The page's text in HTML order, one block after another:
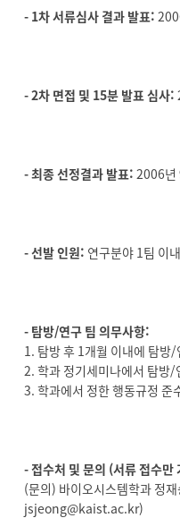
- 1차 서류심사 결과 발표:
- 2차 면접 및 15분 발표 심사:
- 최종 선정결과 발표: 2006년
- 선발 인원: 연구분야 1팀 이
- 탐방/연구 팀 의무사항:
1. 탐방 후 1개월 이내에 탐방
2. 학과 정기세미나에서 탐방/
3. 학과에서 정한 행동규정 준
- 접수처 및 문의 (서류 접수만
(문의) 바이오시스템학과 정
jsjeong@kaist.ac.kr)